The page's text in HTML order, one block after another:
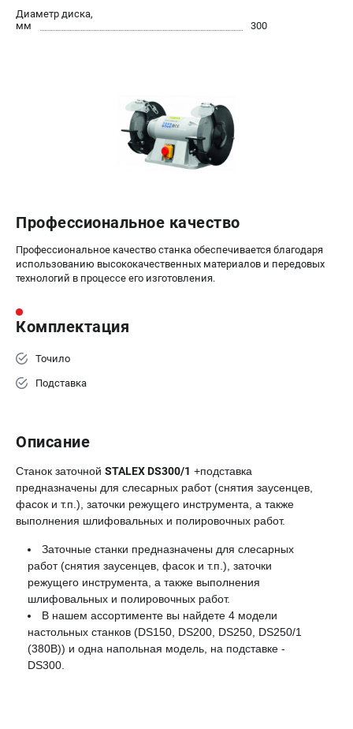
Диаметр диска,
мм
300
Профессиональное качество
Профессиональное качество станка обеспечивается благодаря
использованию высококачественных материалов и передовых
технологий в процессе его изготовления.
Комплектация
Точило
Подставка
Описание
Станок заточной STALEX DS300/1 +подставка
предназначены для слесарных работ (снятия заусенцев,
фасок и т.п.), заточки режущего инструмента, а также
выполнения шлифовальных и полировочных работ.
Заточные станки предназначены для слесарных
работ (снятия заусенцев, фасок и т.п.), заточки
режущего инструмента, а также выполнения
шлифовальных и полировочных работ.
В нашем ассортименте вы найдете 4 модели
настольных станков (DS150, DS200, DS250, DS250/1
(380В)) и одна напольная модель, на подставке -
DS300.